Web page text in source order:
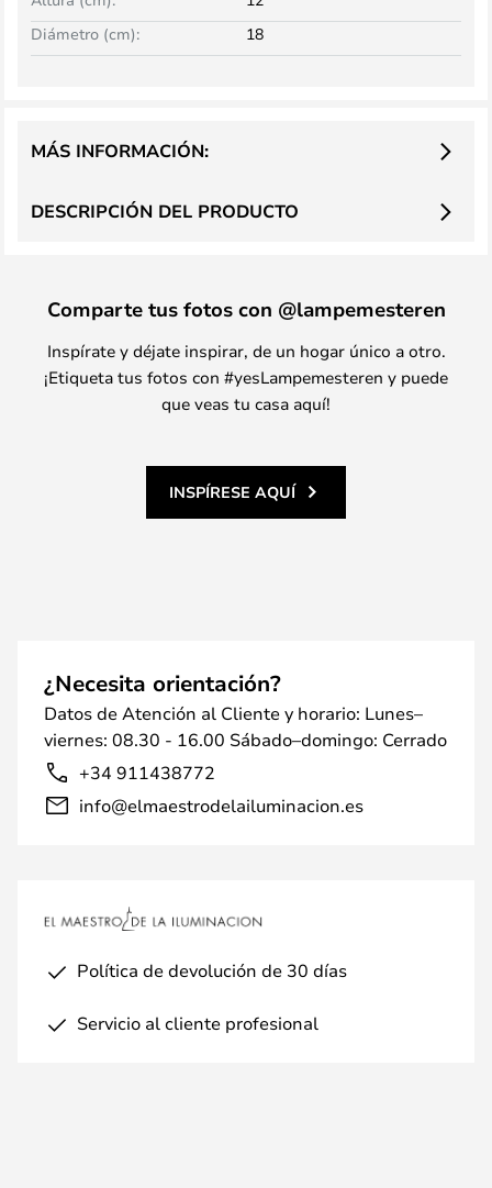
Diámetro (cm):
18
DESCRIPCIÓN DEL PRODUCTO
MÁS INFORMACIÓN:
Comparte tus fotos con @lampemesteren
Inspírate y déjate inspirar, de un hogar único a otro.
¡Etiqueta tus fotos con #yesLampemesteren y puede
que veas tu casa aquí!
INSPÍRESE AQUÍ
¿Necesita orientación?
Datos de Atención al Cliente y horario: Lunes–
viernes: 08.30 - 16.00 Sábado–domingo: Cerrado
+34 911438772
info@elmaestrodelailuminacion.es
Política de devolución de 30 días
Servicio al cliente profesional